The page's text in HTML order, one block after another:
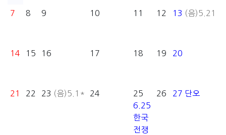
7 8 9 10 11 12 13 (음)5.21
14 15 16 17 18 19 20
21 22 23 (음)5.1* 24
25
6.25
한국
전쟁
26 27 단오